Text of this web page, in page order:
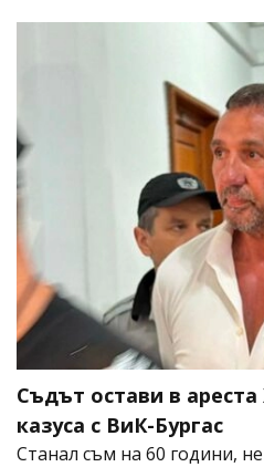
Съдът остави в
казуса с ВиК-Бургас
Станал съм на 60 години,